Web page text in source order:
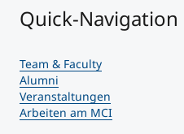
Quick-Navigation
Team & Faculty
Alumni
Veranstaltungen
Arbeiten am MCI